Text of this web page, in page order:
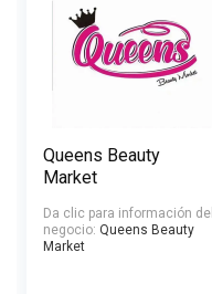
Queens Beauty
Market
Da clic para información del
negocio: Queens Beauty
Market